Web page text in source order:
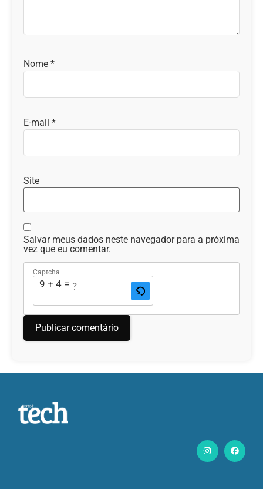
Nome *
E-mail *
Site
Salvar meus dados neste navegador para a próxima
vez que eu comentar.
Captcha
9 + 4 = ?